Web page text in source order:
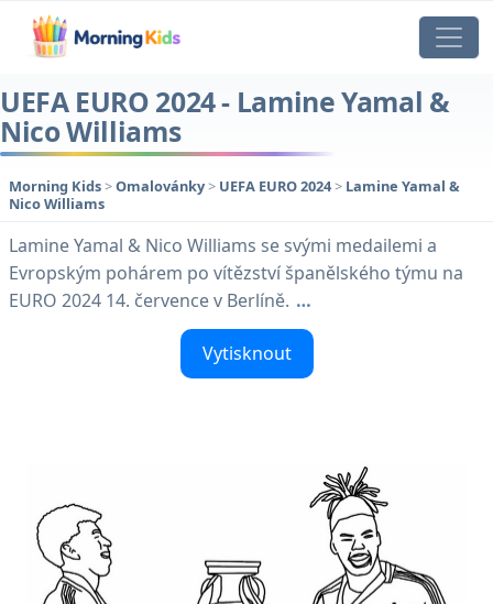
UEFA EURO 2024 - Lamine Yamal &
Nico Williams
Morning Kids>Omalovánky> UEFA EURO 2024> Lamine Yamal &
Nico Williams
Lamine Yamal & Nico Williams se svými medailemi a
Evropským pohárem po vítězství španělského týmu na
EURO 2024 14. července v Berlíně. …
Vytisknout